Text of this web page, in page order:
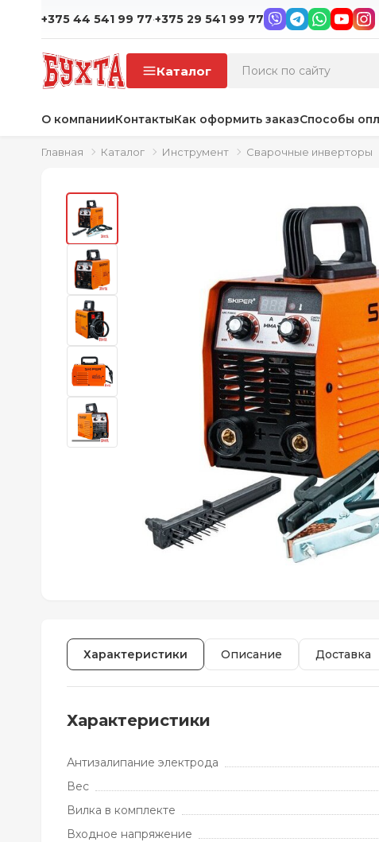
+375 44 541 99 77·+375 29 541 99 77
Каталог
О компанииКонтактыКак оформить заказСпособы
Главная Каталог Инструмент Сварочные инверторы
Характеристики Описание Доставка
Характеристики
Антизалипание электрода
Вес
Вилка в комплекте
Входное напряжение